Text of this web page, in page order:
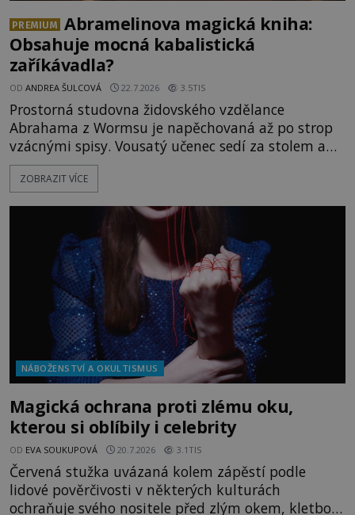
PREMIUM
Abramelinova magická kniha:
Obsahuje mocná kabalistická
zaříkávadla?
OD ANDREA ŠULCOVÁ 22.7.2026 3.5TIS
Prostorná studovna židovského vzdělance
Abrahama z Wormsu je napěchovaná až po strop
vzácnými spisy. Vousatý učenec sedí za stolem a
před sebou má rozložený jeden z nejzáhadnějších
magických textů. Jde o Abramelinův grimoár, který
kouzla, jak si někteří myslí, nebo jde o pouhou
pověru? Už šest měsíců pobývá
ZOBRAZIT VÍCE
NÁBOŽENSTVÍ A OKULTISMUS
Magická ochrana proti zlému oku,
kterou si oblíbily i celebrity
OD EVA SOUKUPOVÁ 20.7.2026 3.1TIS
Červená stužka uvázaná kolem zápěstí podle
lidové pověrčivosti v některých kulturách
ochraňuje svého nositele před zlým okem, kletbou,